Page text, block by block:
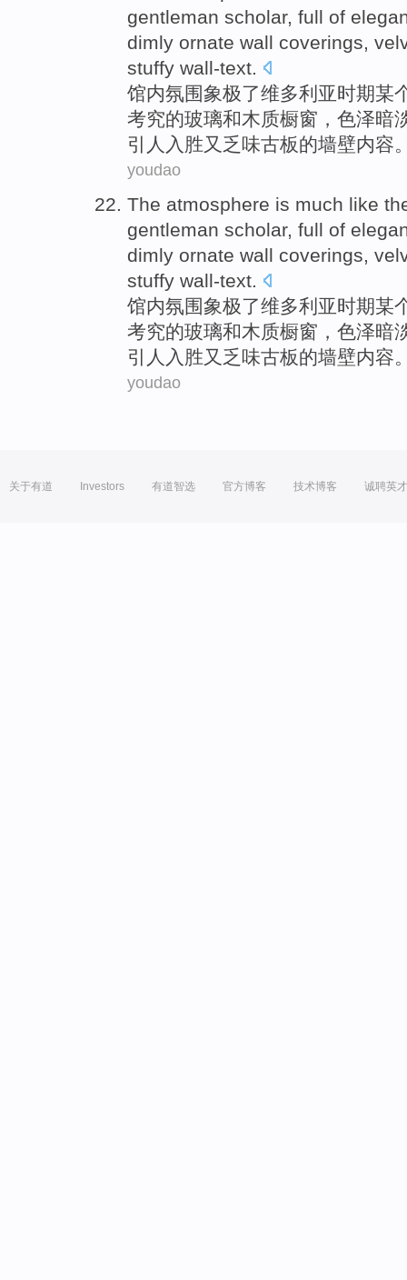
gentleman scholar, full of
dimly ornate wall coverings,
stuffy wall-text.
馆内氛围象极了维多利亚时期某
考究的玻璃和木质橱窗 ，色泽暗
引人入胜又乏味古板的墙壁内容
youdao
The atmosphere is much like
gentleman scholar, full of
dimly ornate wall coverings,
stuffy wall-text.
馆内氛围象极了维多利亚时期某
考究的玻璃和木质橱窗 ，色泽暗
引人入胜又乏味古板的墙壁内容
youdao
关于有道 Investors 有道智选 官方博客 技术博客 诚聘英才